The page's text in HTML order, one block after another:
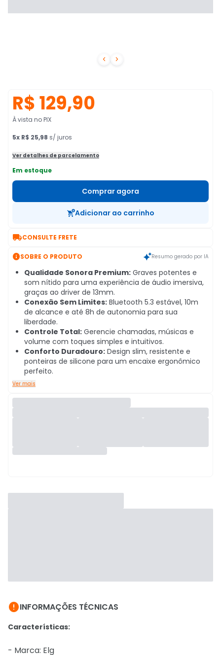
 
R$ 129,90
À vista no PIX
5x R$ 25,98 s/ juros
Ver detalhes de parcelamento
Em estoque
Comprar agora
Adicionar ao carrinho
CONSULTE FRETE
SOBRE O PRODUTO Resumo gerado por IA
Qualidade Sonora Premium: Graves potentes e
som nítido para uma experiência de áudio imersiva,
graças ao driver de 13mm.
Conexão Sem Limites: Bluetooth 5.3 estável, 10m
de alcance e até 8h de autonomia para sua
liberdade.
Controle Total: Gerencie chamadas, músicas e
volume com toques simples e intuitivos.
Conforto Duradouro: Design slim, resistente e
ponteiras de silicone para um encaixe ergonômico
perfeito.
Ver mais
INFORMAÇÕES TÉCNICAS
Características:
- Marca: Elg